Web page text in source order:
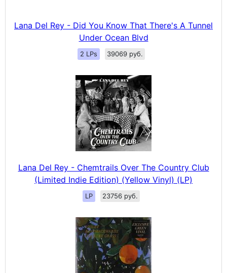
Lana Del Rey - Did You Know That There's A Tunnel
Under Ocean Blvd
2 LPs 39069 руб.
Lana Del Rey - Chemtrails Over The Country Club
(Limited Indie Edition) (Yellow Vinyl) (LP)
LP 23756 руб.